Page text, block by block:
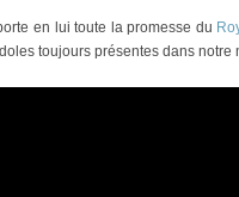
en lui toute la promesse du
toujours présentes dans notre